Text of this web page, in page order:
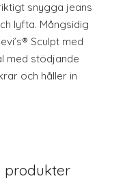
snygga jeans
lyfta. Mångsidig
Sculpt med
med stödjande
och håller in
produkter